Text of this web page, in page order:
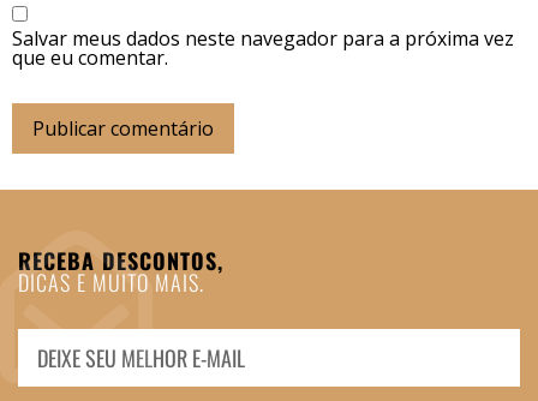
Salvar meus dados neste navegador para a próxima vez
que eu comentar.
RECEBA DESCONTOS,
DICAS E MUITO MAIS.